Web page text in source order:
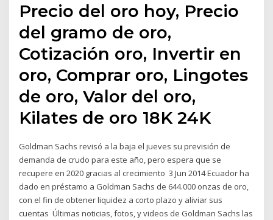
Precio del oro hoy, Precio
del gramo de oro,
Cotización oro, Invertir en
oro, Comprar oro, Lingotes
de oro, Valor del oro,
Kilates de oro 18K 24K
Goldman Sachs revisó a la baja el jueves su previsión de
demanda de crudo para este año, pero espera que se
recupere en 2020 gracias al crecimiento 3 Jun 2014 Ecuador ha
dado en préstamo a Goldman Sachs de 644.000 onzas de oro,
con el fin de obtener liquidez a corto plazo y aliviar sus
cuentas Últimas noticias, fotos, y videos de Goldman Sachs las